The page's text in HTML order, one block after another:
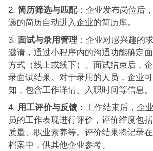
简历筛选与匹配：企业发布岗位后
递的简历自动进入企业的简历库。
面试与录用管理 ：企业对感兴趣的
邀请，通过小程序内的沟通功能确定
方式（线上或线下）。面试结束后，
录面试结果。对于录用的人员，企业
知，包含工作详情、入职时间等信息。
用工评价与反馈：工作结束后，企
员的工作表现进行评价，评价维度包
质量、职业素养等。评价结果将记录
档案中，供其他企业参考。